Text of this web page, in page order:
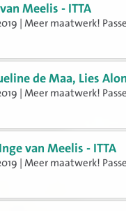
Meelis - ITTA
| Meer maatwerk!
de Maa, Lies
| Meer maatwerk!
van Meelis - ITTA
| Meer maatwerk!